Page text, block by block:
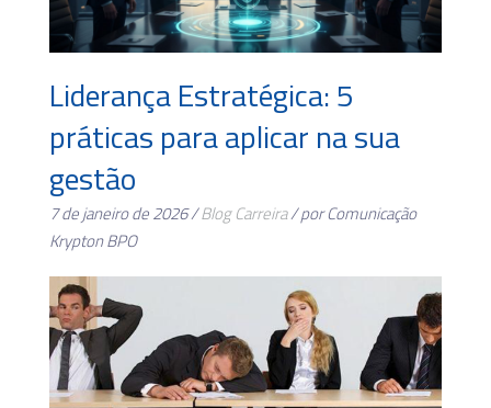
Liderança Estratégica: 5
práticas para aplicar na sua
gestão
7 de janeiro de 2026 /Blog Carreira/ por Comunicação
Krypton BPO